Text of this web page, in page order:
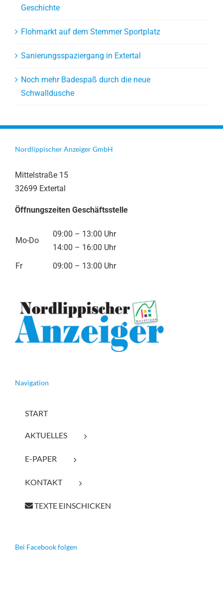
Geschichte
Flohmarkt auf dem Stemmer Sportplatz
Sanierungsspaziergang in Extertal
Noch mehr Badespaß durch die neue
Schwalldusche
Nordlippischer Anzeiger GmbH
Mittelstraße 15
32699 Extertal
Öffnungszeiten Geschäftsstelle
Mo-Do
09:00 – 13:00 Uhr
14:00 – 16:00 Uhr
Fr
09:00 – 13:00 Uhr
Navigation
START
AKTUELLES
E-PAPER
KONTAKT
TEXTE EINSCHICKEN
Bei Facebook folgen